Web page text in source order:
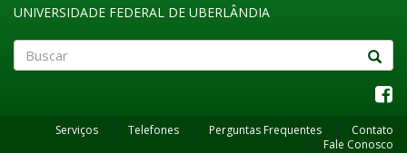
UNIVERSIDADE FEDERAL DE UBERLÂNDIA
Serviços Telefones Perguntas Frequentes
Contato
Fale Conosco